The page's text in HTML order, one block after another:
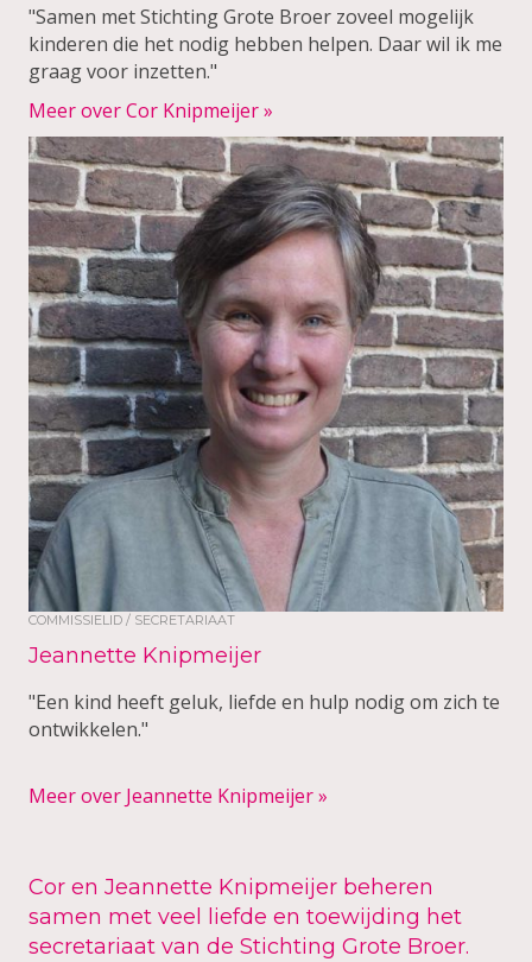
"Samen met Stichting Grote Broer zoveel mogelijk
kinderen die het nodig hebben helpen. Daar wil ik me
graag voor inzetten."
Meer over Cor Knipmeijer »
COMMISSIELID / SECRETARIAAT
Jeannette Knipmeijer
"Een kind heeft geluk, liefde en hulp nodig om zich te
ontwikkelen."
Meer over Jeannette Knipmeijer »
Cor en Jeannette Knipmeijer beheren
samen met veel liefde en toewijding het
secretariaat van de Stichting Grote Broer.